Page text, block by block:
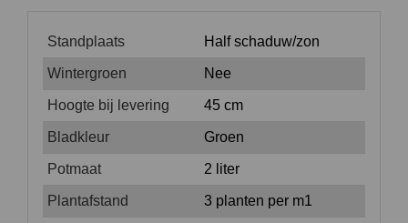
Standplaats Half schaduw/zon
Wintergroen Nee
Hoogte bij levering 45 cm
Bladkleur Groen
Potmaat 2 liter
Plantafstand 3 planten per m1